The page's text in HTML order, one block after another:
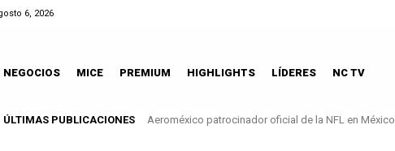
6, 2026
NEGOCIOS MICE PREMIUM HIGHLIGHTS LÍDERES NC TV
ÚLTIMAS PUBLICACIONES Aeroméxico patrocinador oficial de la NFL en México